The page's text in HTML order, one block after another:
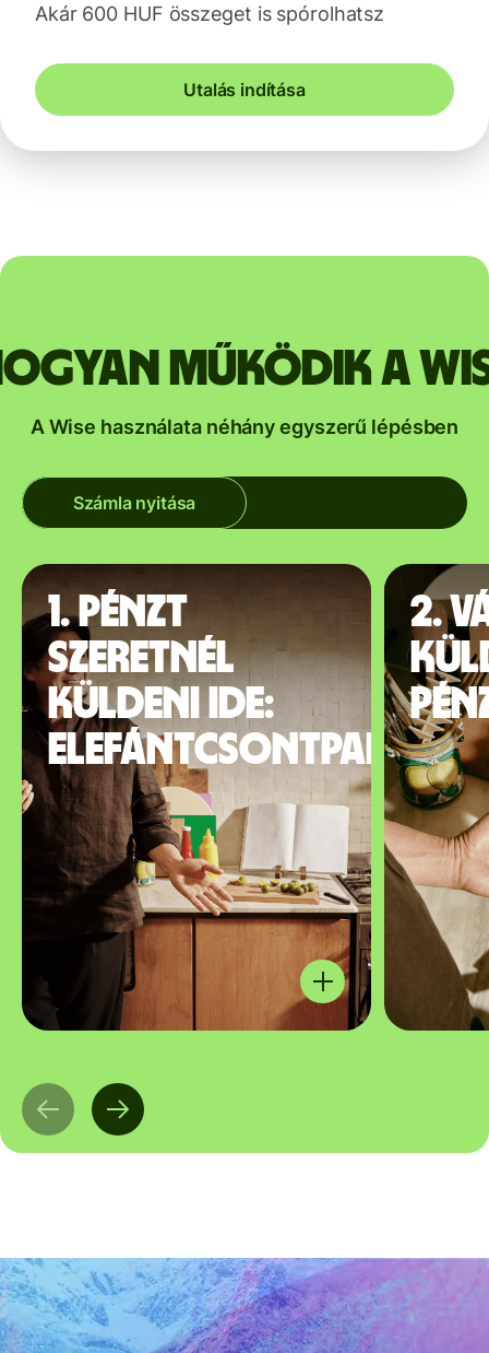
Akár 600 HUF összeget is spórolhatsz
Utalás indítása
működik a
A Wise használata néhány egyszerű lépésben
Számla nyitása
1. Pénzt
szeretnél
küldeni ide:
Elefántcsontpart
2.